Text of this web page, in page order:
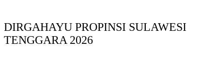
DIRGAHAYU PROPINSI SULAWESI
TENGGARA 2026